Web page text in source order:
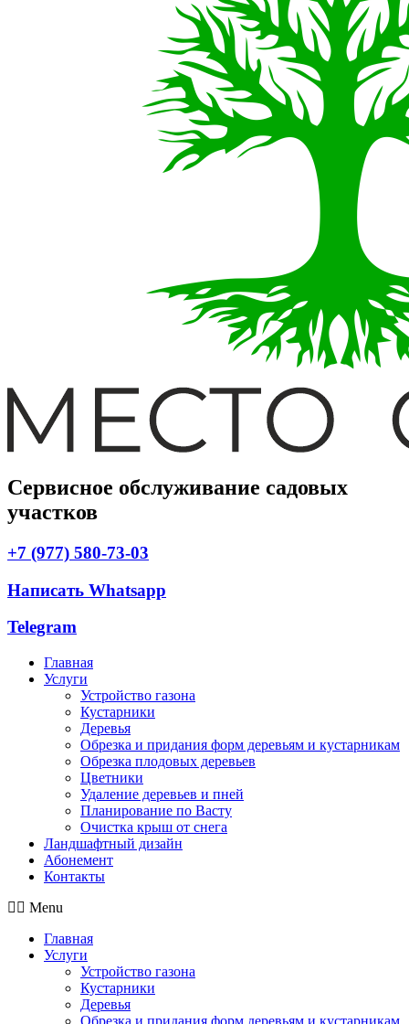
Сервисное обслуживание садовых
участков
+7 (977) 580-73-03
Написать Whatsapp
Telegram
Главная
Услуги
Устройство газона
Кустарники
Деревья
Обрезка и придания форм деревьям и кустарникам
Обрезка плодовых деревьев
Цветники
Удаление деревьев и пней
Планирование по Васту
Очистка крыш от снега
Ландшафтный дизайн
Абонемент
Контакты
Menu
Главная
Услуги
Устройство газона
Кустарники
Деревья
Обрезка и придания форм деревьям и кустарникам